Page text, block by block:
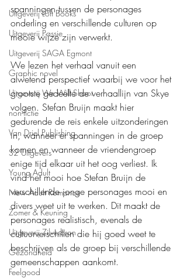
Uitgeverij Loft Books
Uitgeverij Passie
Uitgeverij SAGA Egmont
Graphic novel
Uitgeverij We Will Shoot
non-fictie
Van Driel Publishing
S2 Uitgevers
Young Adult
New Adult Romance
Zomer & Keuning
Uitgeverij Zilverbron
Gezondheid
Feelgood
spanningen tussen de personages
onderling en verschillende culturen op
mooie wijze zijn verwerkt.
We lezen het verhaal vanuit een
alwetend perspectief waarbij we voor het
grootste gedeelte de verhaallijn van Skye
volgen. Stefan Bruijn maakt hier
gedurende de reis enkele uitzonderingen
in, wanneer er spanningen in de groep
komen en wanneer de vriendengroep
enige tijd elkaar uit het oog verliest. Ik
vind het mooi hoe Stefan Bruijn de
verschillende jonge personages mooi en
divers weet uit te werken. Dit maakt de
personages realistisch, evenals de
cultuurverschillen die hij goed weet te
beschrijven als de groep bij verschillende
gemeenschappen aankomt.